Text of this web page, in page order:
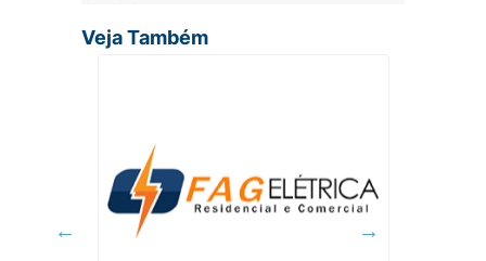
Veja Também